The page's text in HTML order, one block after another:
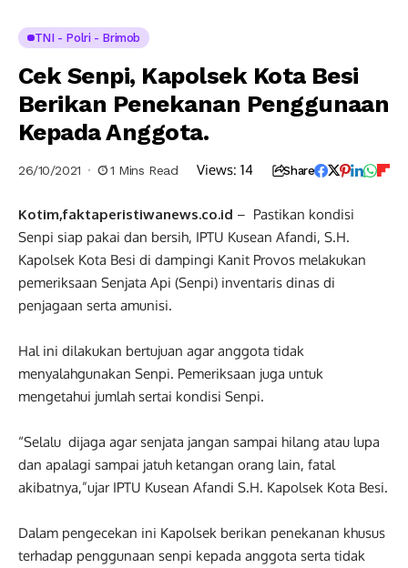
TNI - Polri - Brimob
Cek Senpi, Kapolsek Kota Besi
Berikan Penekanan Penggunaan
Kepada Anggota.
26/10/2021 1 Mins Read Views: 14 Share
Kotim,faktaperistiwanews.co.id – Pastikan kondisi
Senpi siap pakai dan bersih, IPTU Kusean Afandi, S.H.
Kapolsek Kota Besi di dampingi Kanit Provos melakukan
pemeriksaan Senjata Api (Senpi) inventaris dinas di
penjagaan serta amunisi.
Hal ini dilakukan bertujuan agar anggota tidak
menyalahgunakan Senpi. Pemeriksaan juga untuk
mengetahui jumlah sertai kondisi Senpi.
“Selalu dijaga agar senjata jangan sampai hilang atau lupa
dan apalagi sampai jatuh ketangan orang lain, fatal
akibatnya,”ujar IPTU Kusean Afandi S.H. Kapolsek Kota Besi.
Dalam pengecekan ini Kapolsek berikan penekanan khusus
terhadap penggunaan senpi kepada anggota serta tidak